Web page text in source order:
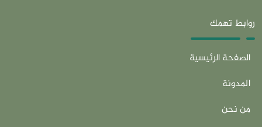
روابط تهمك
الصفحة الرئيسية
المدونة
من نحن